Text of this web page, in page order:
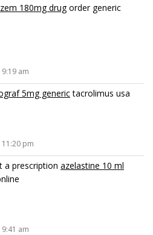
180mg drugorder generic
am
5mg generictacrolimus usa
pm
a prescription azelastine 10 ml
am